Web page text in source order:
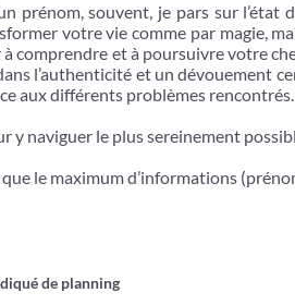
prénom, souvent, je pars sur l’état
votre vie comme par magie,
comprendre et à poursuivre votre
l’authenticité et un dévouement
aux différents problèmes rencontrés.
y naviguer le plus sereinement
le maximum d’informations
de planning